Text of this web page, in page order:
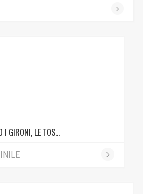
I GIRONI, LE TOS...